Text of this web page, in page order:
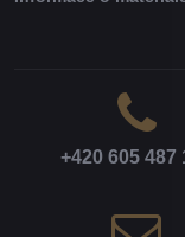
+420 605 487